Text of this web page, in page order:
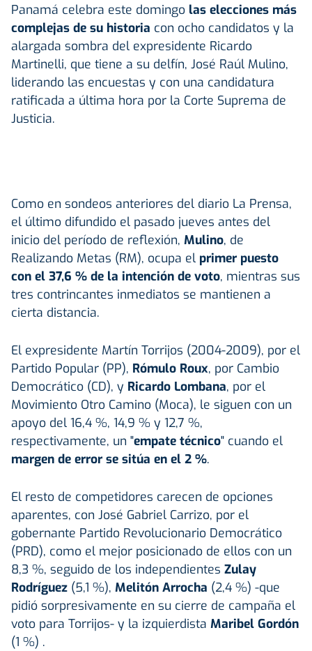
Panamá celebra este domingo las elecciones más
complejas de su historia con ocho candidatos y la
alargada sombra del expresidente Ricardo
Martinelli, que tiene a su delfín, José Raúl Mulino,
liderando las encuestas y con una candidatura
ratificada a última hora por la Corte Suprema de
Justicia.
Como en sondeos anteriores del diario La Prensa,
el último difundido el pasado jueves antes del
inicio del período de reflexión, Mulino, de
Realizando Metas (RM), ocupa el primer puesto
con el 37,6 % de la intención de voto, mientras sus
tres contrincantes inmediatos se mantienen a
cierta distancia.
El expresidente Martín Torrijos (2004-2009), por el
Partido Popular (PP), Rómulo Roux, por Cambio
Democrático (CD), y Ricardo Lombana, por el
Movimiento Otro Camino (Moca), le siguen con un
apoyo del 16,4 %, 14,9 % y 12,7 %,
respectivamente, un "empate técnico" cuando el
margen de error se sitúa en el 2 %.
El resto de competidores carecen de opciones
aparentes, con José Gabriel Carrizo, por el
gobernante Partido Revolucionario Democrático
(PRD), como el mejor posicionado de ellos con un
8,3 %, seguido de los independientes Zulay
Rodríguez (5,1 %), Melitón Arrocha (2,4 %) -que
pidió sorpresivamente en su cierre de campaña el
voto para Torrijos- y la izquierdista Maribel Gordón
(1 %) .